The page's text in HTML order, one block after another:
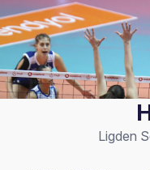
Ligden